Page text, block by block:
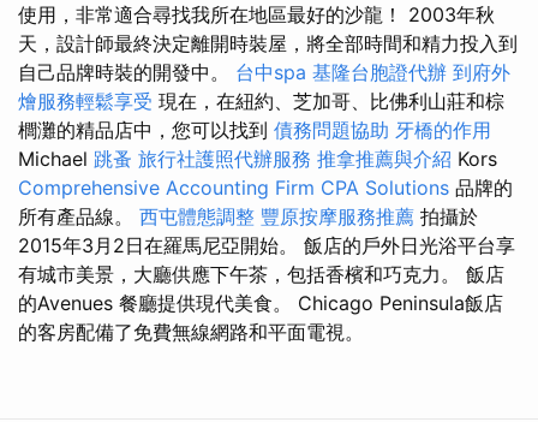
使用，非常適合尋找我所在地區最好的沙龍！ 2003年秋
天，設計師最終決定離開時裝屋，將全部時間和精力投入到
自己品牌時裝的開發中。 台中spa 基隆台胞證代辦 到府外
燴服務輕鬆享受 現在，在紐約、芝加哥、比佛利山莊和棕
櫚灘的精品店中，您可以找到 債務問題協助 牙橋的作用
Michael 跳蚤 旅行社護照代辦服務 推拿推薦與介紹 Kors
Comprehensive Accounting Firm CPA Solutions 品牌的
所有產品線。 西屯體態調整 豐原按摩服務推薦 拍攝於
2015年3月2日在羅馬尼亞開始。 飯店的戶外日光浴平台享
有城市美景，大廳供應下午茶，包括香檳和巧克力。 飯店
的Avenues 餐廳提供現代美食。 Chicago Peninsula飯店
的客房配備了免費無線網路和平面電視。